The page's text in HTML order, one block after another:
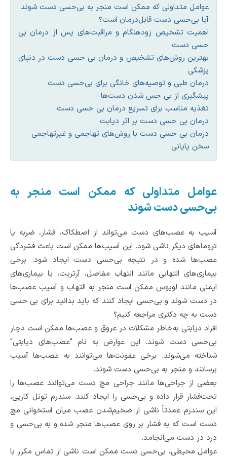
عوامل متداولی که ممکن است منجر به بی‌حسی دست شوند
آیا بی‌حسی دست قابل‌درمان است؟
اهمیت تشخیص زودهنگام و مراقبت‌های پس از درمان بی
حسی دست
بهترین روش‌های تشخیص و درمان بی حسی دست در دنیای
پزشکی
درمان طبی و توصیه‌های خانگی برای بی‌حسی دست
پیشگیری از بی حس شدن دست‌ها
تغذیه مناسب برای تسریع درمان بی حسی دست
درمان بی حسی دست بر اثر دیابت
درمان بی حسی دست با روش‌های تهاجمی و غیرتهاجمی
سخن پایانی
عوامل متداولی که ممکن است منجر به
بی‌حسی دست شوند
آسیب به عصب‌های دست می‌تواند از اصطکاک، فشار، ضربه یا
تروماهای دیگر ناشی شود. این آسیب‌ها ممکن است باعث فشردگی
عصب‌ها شده و در نتیجه بی‌حسی دست ایجاد شود. برخی
بیماری‌های التهابی مانند التهاب مفاصل، آرتریت، یا بیماری‌های
ایمنی مانند لوپوس ممکن است منجر به التهاب و آسیب عصب‌ها
در دست شوند و بی‌حسی ایجاد کنند که باید بدانید برای بی حسی
دست به چه دکتری مراجعه کنیم؟
افراد دیابتی به‌خاطر مشکلات در عروق و عصب‌ها ممکن است دچار
بی‌حسی دست شوند. این عوارض به نام "عصب‌های دیابتی"
شناخته می‌شوند. برخی عفونت‌ها می‌توانند به عصب‌ها آسیب
برسانند و منجر به بی‌حسی دست شوند.
بعضی از جراحی‌ها مانند جراحی مچ دست می‌توانند عصب‌ها را
تحت‌فشار قرار داده و بی‌حسی را ایجاد کنند. سندرم تونل کارپی،
این سندرم عمدتاً ناشی از ضخیم‌شدن عصب میان استخوانی مچ
دست است که به فشار بر روی عصب‌ها منجر شده و به بی‌حسی و
درد در دست می‌انجامد.
عوامل محیطی، بی‌حسی دست ممکن است ناشی از تماس مکرر با